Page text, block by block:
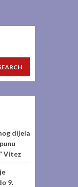
dijela
Vitez
9.